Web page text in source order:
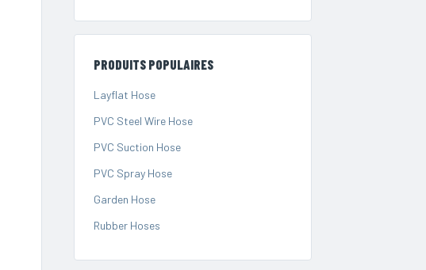
PRODUITS POPULAIRES
Layflat Hose
PVC Steel Wire Hose
PVC Suction Hose
PVC Spray Hose
Garden Hose
Rubber Hoses